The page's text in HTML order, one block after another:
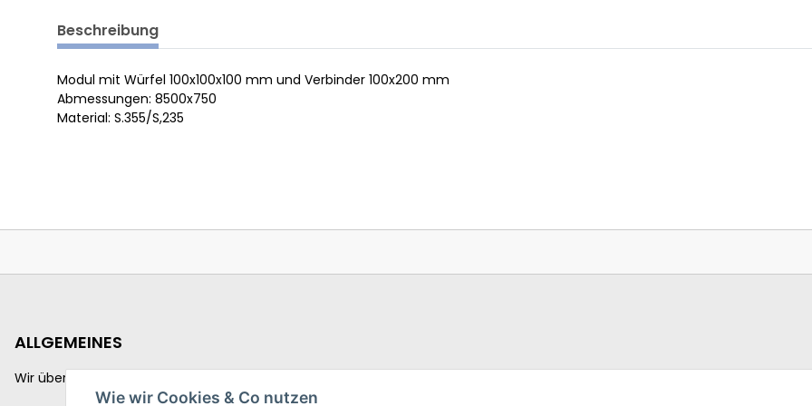
Beschreibung
Modul mit Würfel 100x100x100 mm und Verbinder 100x200 mm
Abmessungen: 8500x750
Material: S.355/S,235
ALLGEMEINES
Wir über uns
Wie wir Cookies & Co nutzen